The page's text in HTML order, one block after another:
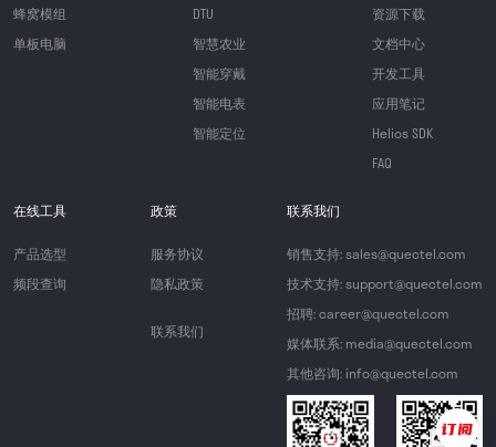
蜂窝模组
单板电脑
DTU
智慧农业
智能穿戴
智能电表
智能定位
资源下载
文档中心
开发工具
应用笔记
Helios SDK
FAQ
在线工具
产品选型
频段查询
政策
服务协议
隐私政策
联系我们
联系我们
销售支持: sales@quectel.com
技术支持: support@quectel.com
招聘: career@quectel.com
媒体联系: media@quectel.com
其他咨询: info@quectel.com